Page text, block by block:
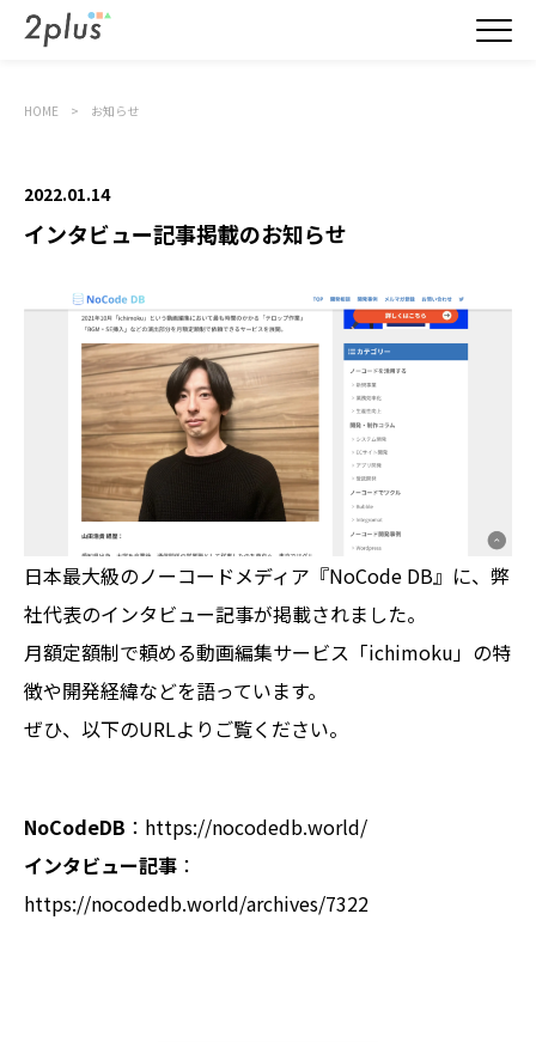
HOME お知らせ
2022.01.14
インタビュー記事掲載のお知らせ
日本最大級のノーコードメディア『NoCode DB』に、弊
社代表のインタビュー記事が掲載されました。
月額定額制で頼める動画編集サービス「ichimoku」の特
徴や開発経緯などを語っています。
ぜひ、以下のURLよりご覧ください。
NoCodeDB ：https://nocodedb.world/
インタビュー記事 ：
https://nocodedb.world/archives/7322